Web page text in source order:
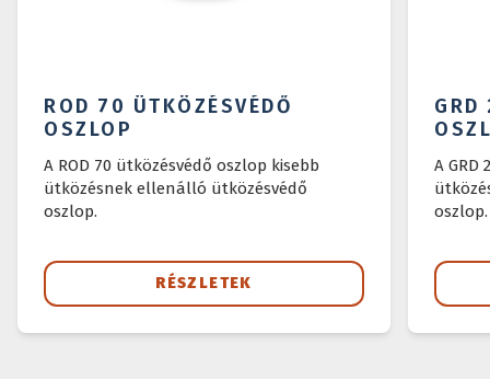
ROD 70 ÜTKÖZÉSVÉDŐ
OSZLOP
A ROD 70 ütközésvédő oszlop kisebb
ütközésnek ellenálló ütközésvédő
oszlop.
RÉSZLETEK
GRD
A
oszlop.